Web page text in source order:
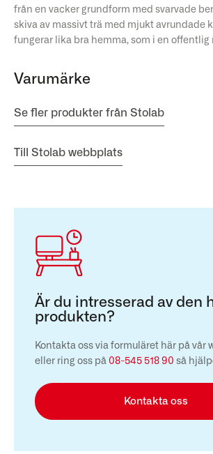
från en vacker grundform med svarvade
skiva av massivt trä med mjukt avrundade
fungerar lika bra hemma, som i en offentlig
Varumärke
Se fler produkter från Stolab
Till Stolab webbplats
Är du intresserad av den
produkten?
Kontakta oss via formuläret här på vår
eller ring oss på 08-545 518 90 så
Kontakta oss